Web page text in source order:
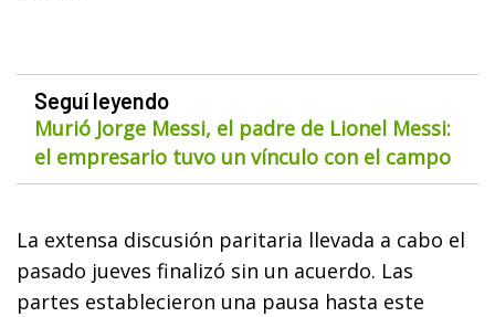
Seguí leyendo
Murió Jorge Messi, el padre de Lionel Messi:
el empresario tuvo un vínculo con el campo
La extensa discusión paritaria llevada a cabo el
pasado jueves finalizó sin un acuerdo. Las
partes establecieron una pausa hasta este